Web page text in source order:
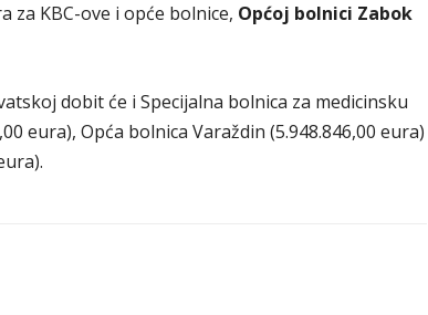
za KBC-ove i opće bolnice, Općoj bolnici Zabok
dobit će i Specijalna bolnica za medicinsku
eura), Opća bolnica Varaždin (5.948.846,00 eura)